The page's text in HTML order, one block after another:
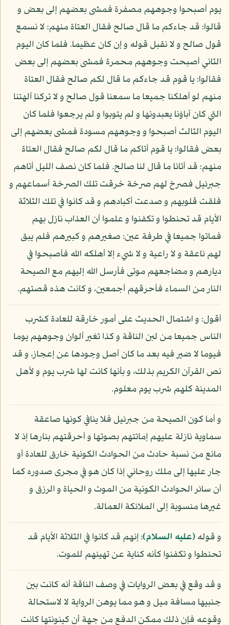
يوم أصبحوا وجوههم مصفرة فمشى بعضهم إلى بعض و
قالوا: قد جاءكم ما قال صالح فقال العتاة منهم: لا نسمع
قول صالح و لا نقبل قوله و إن كان عظيما. فلما كان اليوم
الثاني أصبحت وجوههم محمرة فمشى بعضهم إلى بعض
فقالوا: يا قوم قد جاءكم ما قال لكم صالح فقال العتاة
منهم لو أهلكنا جميعا ما سمعنا قول صالح و لا تركنا آلهتنا
التي كان آباؤنا يعبدونها و لم يتوبوا و لم يرجعوا فلما كان
اليوم الثالث أصبحوا و وجوههم مسودة فمشى بعضهم إلى
بعض فقالوا: يا قوم أتاكم ما قال لكم صالح فقال العتاة
منهم: قد أتانا ما قال لنا صالح. فلما كان نصف الليل أتاهم
جبرئيل فصرخ لهم صرخة خرقت تلك الصرخة أسماعهم و
فلقت قلوبهم و صدعت أكبادهم و قد كانوا في تلك الثلاثة
الأيام قد تحنطوا و تكفنوا و علموا أن العذاب نازل بهم
فماتوا جميعا في طرفة عين: صغيرهم و كبيرهم فلم يبق
لهم ناعقة و لا راعية و لا شيء إلا أهلكه الله فأصبحوا في
ديارهم و مضاجعهم موتى فأرسل الله إليهم مع الصيحة
النار من السماء فأحرقهم أجمعين، و كانت هذه قصتهم.
أقول: و اشتمال الحديث على أمور خارقة للعادة كشرب
الناس جميعا من لبن الناقة و كذا تغير ألوان وجوههم يوما
فيوما لا ضير فيه بعد ما كان أصل وجودها عن إعجاز، و قد
نص القرآن الكريم بذلك، و بأنها كانت لها شرب يوم و لأهل
المدينة كلهم شرب يوم معلوم.
و أما كون الصيحة من جبرئيل فلا ينافي كونها صاعقة
سماوية نازلة عليهم إماتتهم بصوتها و أحرقتهم بنارها إذ لا
مانع من نسبة حادث من الحوادث الكونية خارق للعادة أو
جار عليها إلى ملك روحاني إذا كان هو في مجرى صدوره كما
أن سائر الحوادث الكونية من الموت و الحياة و الرزق و
غيرها منسوبة إلى الملائكة العمالة.
و قوله(عليه السلام): إنهم قد كانوا في الثلاثة الأيام قد
تحنطوا و تكفنوا كأنه كناية عن تهيئهم للموت.
و قد وقع في بعض الروايات في وصف الناقة أنه كانت بين
جنبيها مسافة ميل و هو مما يوهن الرواية لا لاستحالة
وقوعه فإن ذلك ممكن الدفع من جهة أن كينونتها كانت